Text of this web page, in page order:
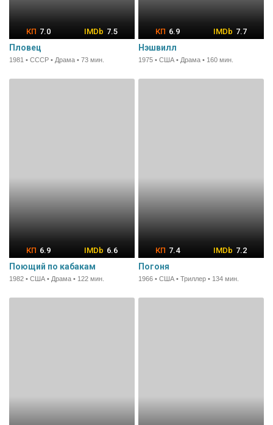
7.0 7.5
Пловец
1981 • СССР • Драма • 73 мин.
6.9 7.7
Нэшвилл
1975 • США • Драма • 160 мин.
6.9 6.6
Поющий по кабакам
1982 • США • Драма • 122 мин.
7.4 7.2
Погоня
1966 • США • Триллер • 134 мин.